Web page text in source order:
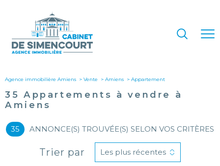
Agence immobilière Amiens Vente Amiens appartement
35 Appartements à vendre à
Amiens
35 ANNONCE(S) TROUVÉE(S) SELON VOS CRITÈRES
Trier par Les plus récentes